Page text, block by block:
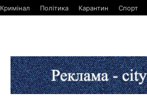
Кримінал Політика Карантин Спорт